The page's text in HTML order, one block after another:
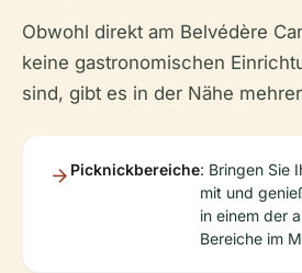
Obwohl direkt am Belvédère
keine gastronomischen
sind, gibt es in der Nähe
Picknickbereiche: Bringen Sie
mit und
in einem der
Bereiche im